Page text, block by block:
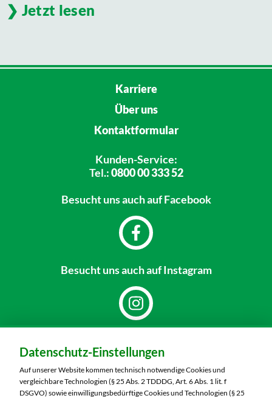
Jetzt lesen
Karriere
Über uns
Kontaktformular
Kunden-Service:
Tel.:0800 00 333 52
Besucht unsauch auf Facebook
Besucht unsauch auf Instagram
MARKTKAUF Döbeln
Richard-Köberlin-Straße 2
04720 Döbeln
Datenschutz-Einstellungen
Auf unserer Website kommen technisch notwendige Cookies und
vergleichbare Technologien (§ 25 Abs. 2 TDDDG, Art. 6 Abs. 1 lit. f
DSGVO) sowie einwilligungsbedürftige Cookies und Technologien (§ 25